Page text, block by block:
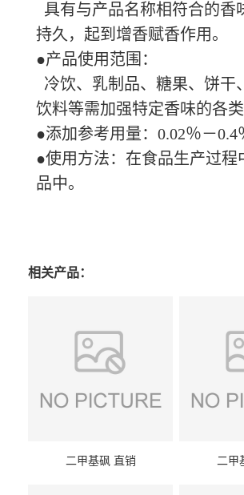
具有与产品名称相符合的香
持久，起到增香赋香作用。
●产品使用范围：
冷饮、乳制品、糖果、饼干
饮料等需加强特定香味的各
●添加参考用量：0.02％－0.4
●使用方法：在食品生产过程
品中。
相关产品：
二甲基砜 直销 二甲